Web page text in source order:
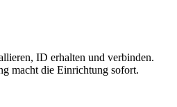
ID erhalten und verbinden.
macht die Einrichtung sofort.